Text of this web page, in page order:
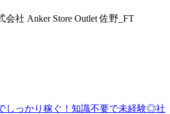
社 Anker Store Outlet 佐野_FT
しっかり稼ぐ！知識不要で未経験◎社